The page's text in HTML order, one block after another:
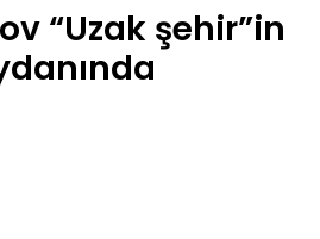
“Uzak şehir”in